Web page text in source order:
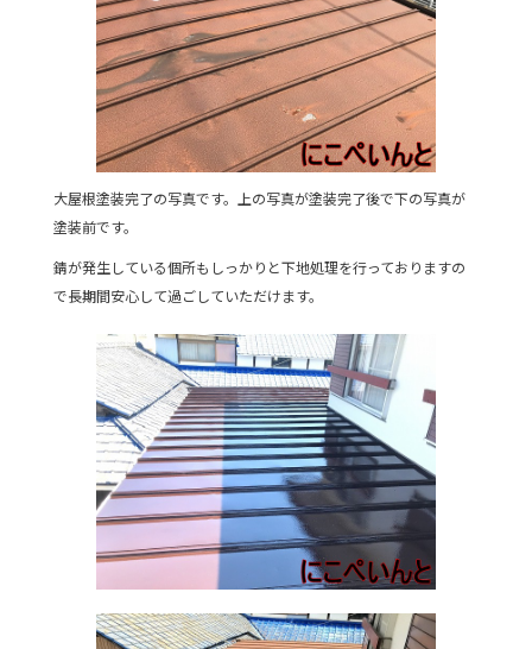
大屋根塗装完了の写真です。上の写真が塗装完了後で下の写真が
塗装前です。
錆が発生している個所もしっかりと下地処理を行っておりますの
で長期間安心して過ごしていただけます。